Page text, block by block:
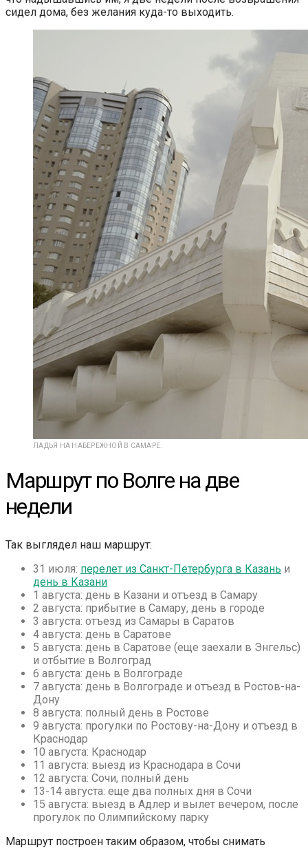
сидел дома, без желания куда-то выходить.
ЛАДЬЯ НА НАБЕРЕЖНОЙ В САМАРЕ.
Маршрут по Волге на две
недели
Так выглядел наш маршрут:
31 июля: перелет из Санкт-Петербурга в Казань и
день в Казани
1 августа: день в Казани и отъезд в Самару
2 августа: прибытие в Самару, день в городе
3 августа: отъезд из Самары в Саратов
4 августа: день в Саратове
5 августа: день в Саратове (еще заехали в Энгельс)
и отбытие в Волгоград
6 августа: день в Волгограде
7 августа: день в Волгограде и отъезд в Ростов-на-
Дону
8 августа: полный день в Ростове
9 августа: прогулки по Ростову-на-Дону и отъезд в
Краснодар
10 августа: Краснодар
11 августа: выезд из Краснодара в Сочи
12 августа: Сочи, полный день
13-14 августа: еще два полных дня в Сочи
15 августа: выезд в Адлер и вылет вечером, после
прогулок по Олимпийскому парку
Маршрут построен таким образом, чтобы снимать